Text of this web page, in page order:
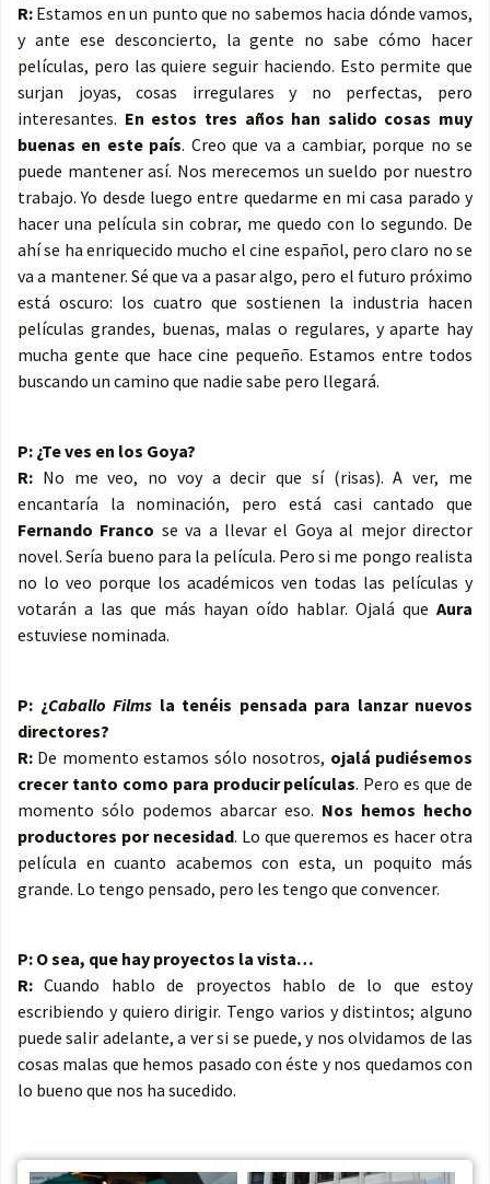
R: Estamos en un punto que no sabemos hacia dónde vamos,
y ante ese desconcierto, la gente no sabe cómo hacer
películas, pero las quiere seguir haciendo. Esto permite que
surjan joyas, cosas irregulares y no perfectas, pero
interesantes. En estos tres años han salido cosas muy
buenas en este país. Creo que va a cambiar, porque no se
puede mantener así. Nos merecemos un sueldo por nuestro
trabajo. Yo desde luego entre quedarme en mi casa parado y
hacer una película sin cobrar, me quedo con lo segundo. De
ahí se ha enriquecido mucho el cine español, pero claro no se
va a mantener. Sé que va a pasar algo, pero el futuro próximo
está oscuro: los cuatro que sostienen la industria hacen
películas grandes, buenas, malas o regulares, y aparte hay
mucha gente que hace cine pequeño. Estamos entre todos
buscando un camino que nadie sabe pero llegará.
P: ¿Te ves en los Goya?
R: No me veo, no voy a decir que sí (risas). A ver, me
encantaría la nominación, pero está casi cantado que
Fernando Franco se va a llevar el Goya al mejor director
novel. Sería bueno para la película. Pero si me pongo realista
no lo veo porque los académicos ven todas las películas y
votarán a las que más hayan oído hablar. Ojalá que Aura
estuviese nominada.
P: ¿Caballo Films la tenéis pensada para lanzar nuevos
directores?
R: De momento estamos sólo nosotros, ojalá pudiésemos
crecer tanto como para producir películas. Pero es que de
momento sólo podemos abarcar eso. Nos hemos hecho
productores por necesidad. Lo que queremos es hacer otra
película en cuanto acabemos con esta, un poquito más
grande. Lo tengo pensado, pero les tengo que convencer.
P: O sea, que hay proyectos la vista…
R: Cuando hablo de proyectos hablo de lo que estoy
escribiendo y quiero dirigir. Tengo varios y distintos; alguno
puede salir adelante, a ver si se puede, y nos olvidamos de las
cosas malas que hemos pasado con éste y nos quedamos con
lo bueno que nos ha sucedido.